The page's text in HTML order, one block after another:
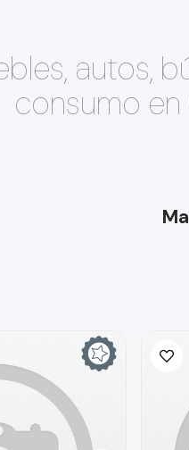
autos,
consumo en